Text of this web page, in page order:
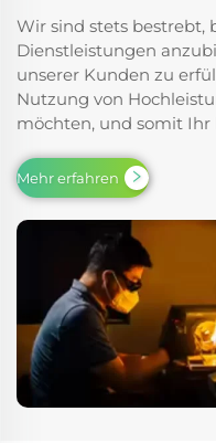
Wir sind stets bestrebt,
Dienstleistungen
unserer Kunden zu
Nutzung von
möchten, und somit
Mehr erfahren